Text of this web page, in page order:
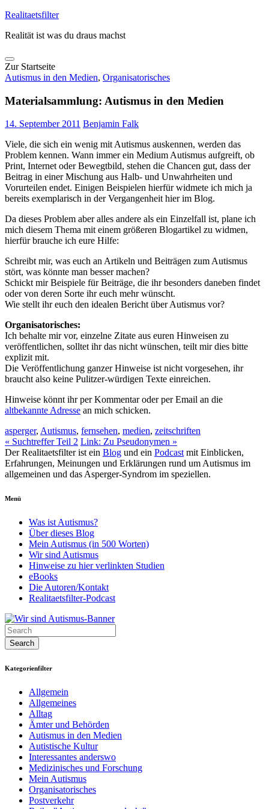
Skip
content
Realitaetsfilter
Realität ist was du draus machst
Zur Startseite
Autismus in den Medien, Organisatorisches
Materialsammlung: Autismus in den Medien
14. September 2011 Benjamin Falk
Viele, die sich ein wenig mit Autismus auskennen, werden das
Problem kennen. Wann immer ein Medium Autismus aufgreift, ob
Print, Internet oder Bewegtbild, stehen die Chancen gut, dass der
Beitrag in einer Mischung aus Halb- und Unwahrheiten und
Vorurteilen endet. Einigen Beispielen hierfür widmete ich mich ja
bereits exemplarisch in der Vergangenheit hier im Blog.
Da dieses Problem aber alles andere als ein Einzelfall ist, plane ich
mich diesem Thema mit einem größeren Blogartikel zu widmen,
hierfür brauche ich eure Hilfe:
Schreibt mir, was euch an Artikeln und Beiträgen zum Autismus
stört, was könnte man besser machen?
Schickt mir Beispiele für Beiträge, die ihr besonders daneben findet
oder von deren Sorte ihr euch mehr wünscht.
Wie stellt ihr euch den idealen Bericht über Autismus vor?
Organisatorisches:
Ich behalte mir vor, einzelne Zitate aus euren Hinweisen zu
veröffentlichen, solltet ihr das nicht wünschen, teilt mir dies bitte
explizit mit.
Die Veröffentlichung ganzer Hinweise ist nicht vorgesehen, ihr
braucht also keine Pulitzer-würdigen Texte einreichen.
Hinweise könnt ihr per Kommentar oder per Email an die
altbekannte Adresse an mich schicken.
asperger, Autismus, fernsehen, medien, zeitschriften
« Suchtreffer Teil 2 Link: Zu Pseudonymen »
Der Realitaetsfilter ist ein Blog und ein Podcastmit Einblicken,
Erfahrungen, Meinungen und Erklärungen rund um Autismus im
allgemeinen und das Asperger-Syndrom im speziellen.
Menü
Was ist Autismus?
Über dieses Blog
Mein Autismus (in 500 Worten)
Wir sind Autismus
Hinweise zu hier verlinkten Studien
eBooks
Die Autoren/Kontakt
Realitaetsfilter-Podcast
Kategorienfilter
Allgemein
Allgemeines
Alltag
Ämter und Behörden
Autismus in den Medien
Autistische Kultur
Interessantes anderswo
Medizinisches und Forschung
Mein Autismus
Organisatorisches
Postverkehr